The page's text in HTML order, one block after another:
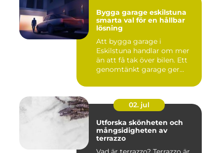
Bygga garage eskilstuna
smarta val för en hållbar
lösning
Att bygga garage i
Eskilstuna handlar om mer
än att få tak över bilen. Ett
genomtänkt garage ger
02. jul
Utforska skönheten och
mångsidigheten av
terrazzo